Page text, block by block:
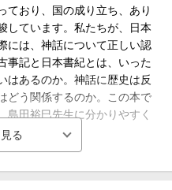
ており、国の成り立ち、あり
しています。私たちが、日本
には、神話について正しい認
事記と日本書紀とは、いった
はあるのか。神話に歴史は反
どう関係するのか。この本で
島田裕巳先生に分かりやすく